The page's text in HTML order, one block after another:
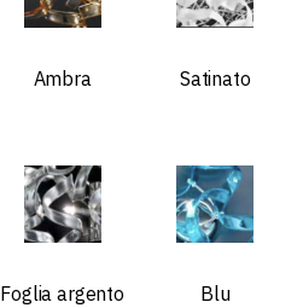
Ambra Satinato
Foglia argento Blu